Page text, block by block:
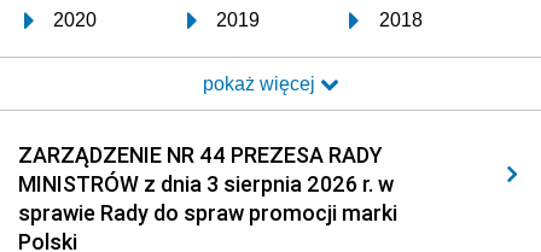
2020 2019 2018
2017 2016 2015
2014 2013 2012
2011 2010 2009
2008 2007 2006
2005
pokaż więcej
ZARZĄDZENIE NR 44 PREZESA RADY
MINISTRÓW z dnia 3 sierpnia 2026 r. w
sprawie Rady do spraw promocji marki
Polski